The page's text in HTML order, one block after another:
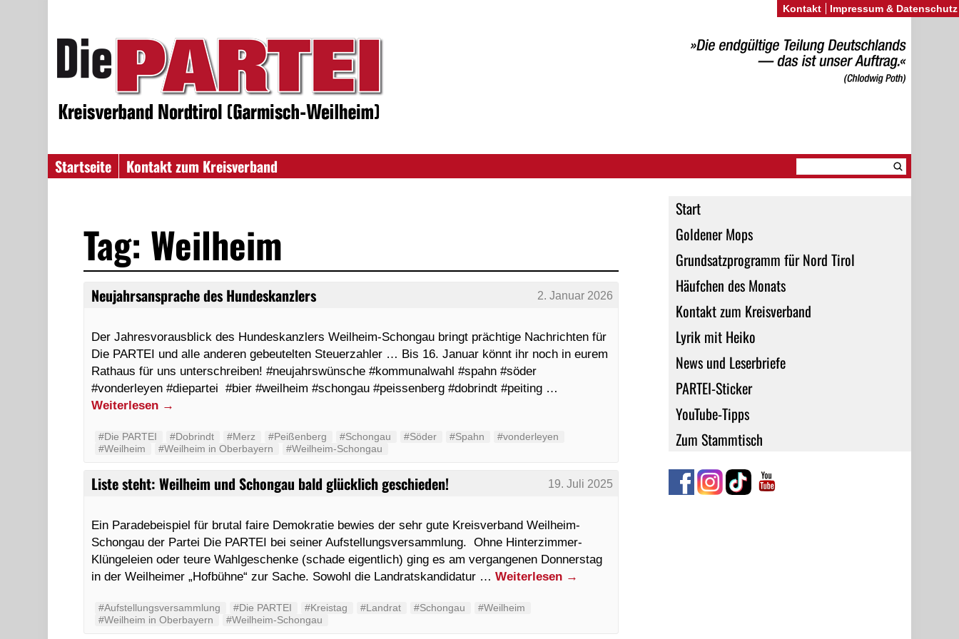
Startseite
Kontakt zum Kreisverband
Start
Goldener Mops
Grundsatzprogramm für Nord Tirol
Häufchen des Monats
Kontakt zum Kreisverband
Lyrik mit Heiko
News und Leserbriefe
PARTEI-Sticker
YouTube-Tipps
Zum Stammtisch
Tag: Weilheim
Neujahrsansprache des Hundeskanzlers 2. Januar 2026
Der Jahresvorausblick des Hundeskanzlers Weilheim-Schongau bringt prächtige Nachrichten für
Die PARTEI und alle anderen gebeutelten Steuerzahler … Bis 16. Januar könnt ihr noch in eurem
Rathaus für uns unterschreiben! #neujahrswünsche #kommunalwahl #spahn #söder
#vonderleyen #diepartei #bier #weilheim #schongau #peissenberg #dobrindt #peiting …
Weiterlesen →
#Die PARTEI #Dobrindt #Merz #Peißenberg #Schongau #Söder #Spahn
#vonderleyen
#Weilheim
#Weilheim in Oberbayern #Weilheim-Schongau
Liste steht: Weilheim und Schongau bald glücklich geschieden! 19. Juli 2025
Ein Paradebeispiel für brutal faire Demokratie bewies der sehr gute Kreisverband Weilheim-
Schongau der Partei Die PARTEI bei seiner Aufstellungsversammlung. Ohne Hinterzimmer-
Klüngeleien oder teure Wahlgeschenke (schade eigentlich) ging es am vergangenen Donnerstag
in der Weilheimer „Hofbühne“ zur Sache. Sowohl die Landratskandidatur …Weiterlesen →
#Aufstellungsversammlung #Die PARTEI #Kreistag #Landrat #Schongau
#Weilheim
#Weilheim in Oberbayern
#Weilheim-Schongau
Kontakt Impressum & Datenschutz